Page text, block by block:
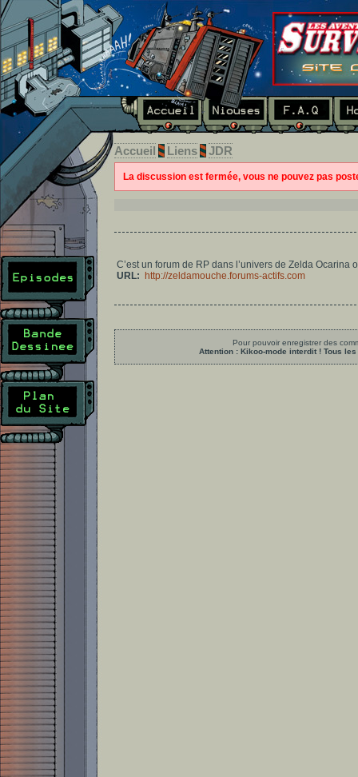
Accueil Liens JDR
La discussion est fermée, vous ne pouvez pas
C’est un forum de RP dans l’univers de Zelda Ocarina
URL:
http://zeldamouche.forums-actifs.com
Pour pouvoir enregistrer des
Attention : Kikoo-mode interdit ! Tous